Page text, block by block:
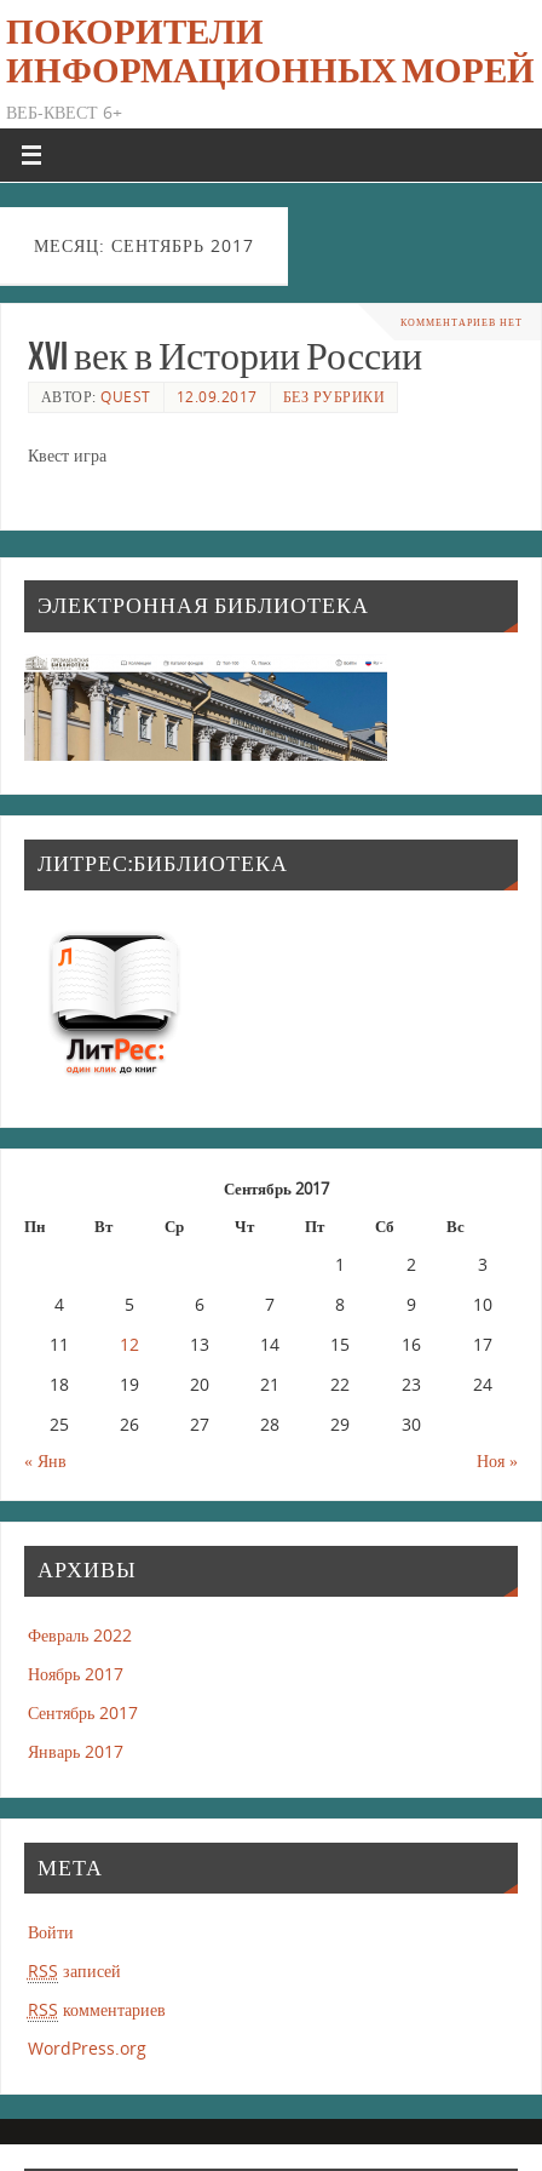
ПОКОРИТЕЛИ
ИНФОРМАЦИОННЫХ МОРЕЙ
ВЕБ-КВЕСТ 6+
МЕСЯЦ: СЕНТЯБРЬ 2017
КОММЕНТАРИЕВ НЕТ
XVI век в Истории России
АВТОР:QUEST 12.09.2017 БЕЗ РУБРИКИ
Квест игра
ЭЛЕКТРОННАЯ БИБЛИОТЕКА
ЛИТРЕС:БИБЛИОТЕКА
Сентябрь 2017
Пн
Вт Ср Чт Пт Сб Вс
« Янв Ноя »
1 2
3
4
5 6 7 8 9
10
11
12 13 14 15 16
17
18
19 20 21 22 23
24
25
26 27 28 29 30
АРХИВЫ
Февраль 2022
Ноябрь 2017
Сентябрь 2017
Январь 2017
МЕТА
Войти
RSS записей
RSS комментариев
WordPress.org